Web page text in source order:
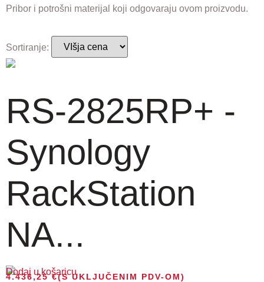
Pribor i potrošni materijal koji odgovaraju ovom proizvodu.
Sortiranje:
RS-2825RP+ -
Synology
RackStation
NA...
4.436,25€(S UKLJUČENIM PDV-OM)
Dodaj u košaricu